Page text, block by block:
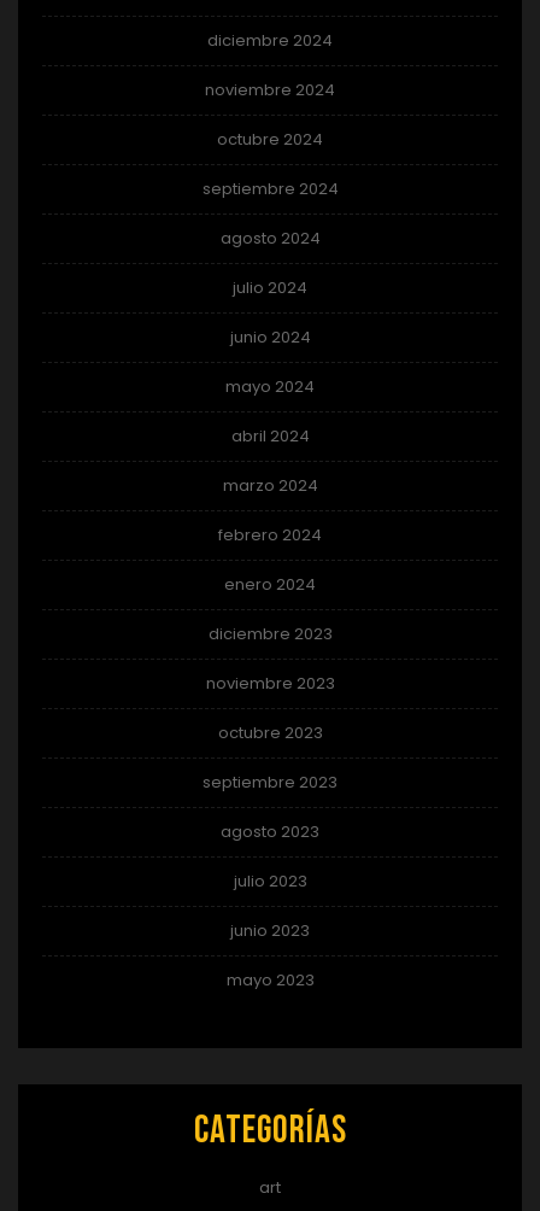
diciembre 2024
noviembre 2024
octubre 2024
septiembre 2024
agosto 2024
julio 2024
junio 2024
mayo 2024
abril 2024
marzo 2024
febrero 2024
enero 2024
diciembre 2023
noviembre 2023
octubre 2023
septiembre 2023
agosto 2023
julio 2023
junio 2023
mayo 2023
Categorías
art